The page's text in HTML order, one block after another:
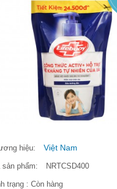
hiệu: Việt Nam
sản phẩm: NRTCSD400
trạng : Còn hàng